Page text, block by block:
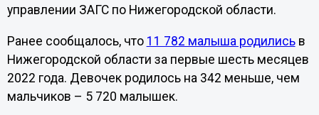
управлении ЗАГС по Нижегородской области.
Ранее сообщалось, что 11 782 малыша родилисьв
Нижегородской области за первые шесть месяцев
2022 года. Девочек родилось на 342 меньше, чем
мальчиков – 5 720 малышек.